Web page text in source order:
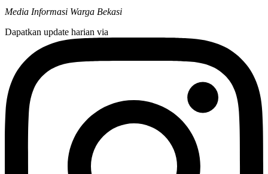
Media Informasi Warga Bekasi
Dapatkan update harian via